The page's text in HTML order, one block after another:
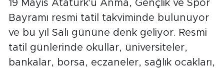
19 Mayıs Atatürk'ü Anma, Gençlik ve Spor
Bayramı resmi tatil takviminde bulunuyor
ve bu yıl Salı gününe denk geliyor. Resmi
tatil günlerinde okullar, üniversiteler,
bankalar, borsa, eczaneler, sağlık ocakları,